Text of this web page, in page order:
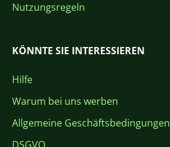
Nutzungsregeln
KÖNNTE SIE INTERESSIEREN
Hilfe
Warum bei uns werben
Allgemeine Geschäftsbedingungen